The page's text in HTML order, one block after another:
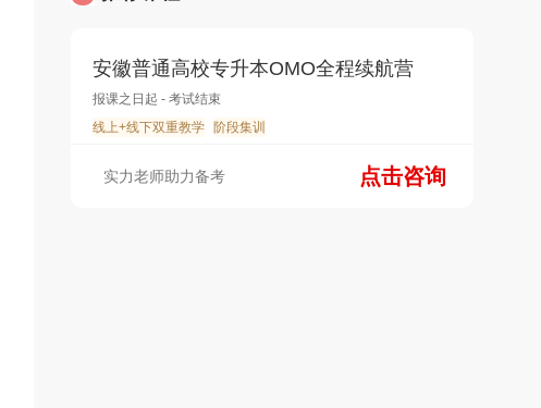
安徽普通高校专升本OMO全程续航营
报课之日起 - 考试结束
线上+线下双重教学
阶段集训
实力老师助力备考 点击咨询